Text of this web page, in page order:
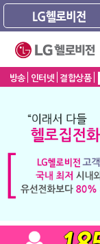
방송 인터넷 결합상품